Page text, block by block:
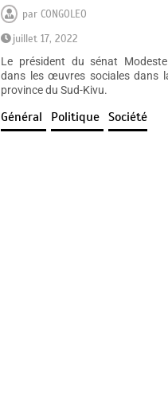
parCONGOLEO
juillet 17, 2022
Le président du sénat
dans les œuvres sociales dans
province du Sud-Kivu.
Général Politique Société